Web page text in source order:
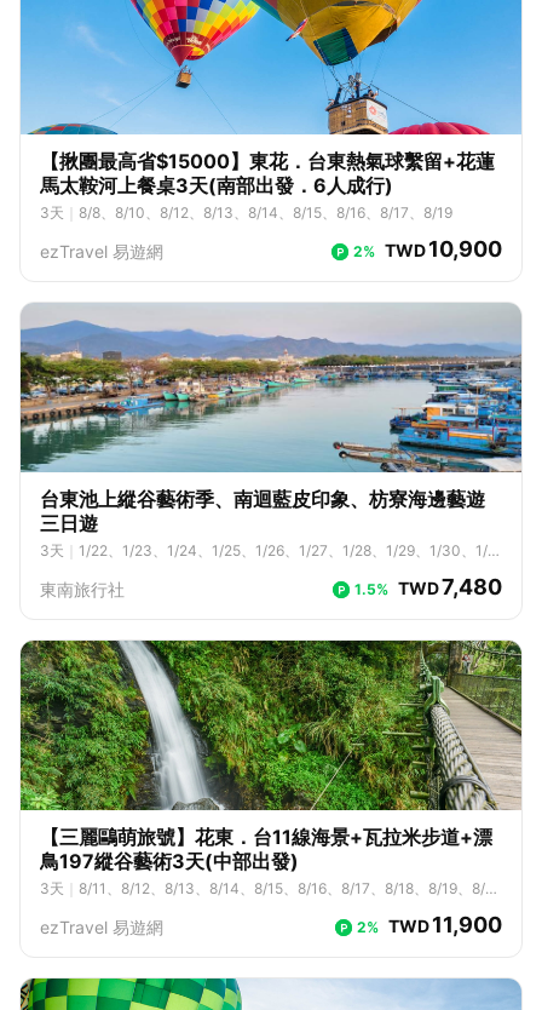
【揪團最高省$15000】東花．台東熱氣球繫留+花蓮
馬太鞍河上餐桌3天(南部出發．6人成行)
3天 8/8、8/10、8/12、8/13、8/14、8/15、8/16、8/17、8/19
ezTravel 易遊網 2% TWD10,900
台東池上縱谷藝術季、南迴藍皮印象、枋寮海邊藝遊
三日遊
3天
1/22、1/23、1/24、1/25、1/26、1/27、1/28、1/29、1/30、1/3
2、2/13、2/23、2/24、2/25、2/26、2/27、2/28、3/1、3/2、3/3、
3/15、3/16、3/17、3/18、3/19、3/20、3/21、3/22、3/23、3/24、
3/25、3/26、3/27、3/28、3/29、3/30、3/31、4/1、4/2、4/3、4/
4、4/5、4/6、4/7、4/8、4/9、4/10、4/11、4/12、4/13、4/14、4/1
5、4/16、4/17、4/18、4/19、4/20、4/21、4/22、4/23、4/24、4/2
5、4/26、4/27、4/28、4/29、4/30、5/1、5/2、5/3、5/4、5/5、5/
6、5/7、5/8、5/9、5/10、5/11、5/12、5/13、5/14、5/15、5/16、5/1
7、5/18、5/19、5/20、5/21、5/22、5/23、5/24、5/25、5/26、5/2
7、5/28、5/29、5/30、5/31、6/1、6/2、6/3、6/4、6/5、6/6、6/7、
6/8、6/9、6/10、6/11、6/12、6/13、6/14、6/15、6/16、6/17、6/1
8、6/19、6/20、6/21、6/22、6/23、6/24、6/25、6/26、6/27、6/2
8、6/29、6/30、7/1、7/2、7/3、7/4、7/5、7/6、7/7、7/8、7/9、7/
10、7/11、7/12、7/13、7/14、7/15、7/16、7/17、7/18、7/19、7/2
0、7/21、7/22、7/23、7/24、7/25、7/26、7/27、7/28、7/29、7/3
0、7/31、8/1、8/2、8/3、8/4、8/5、8/6、8/7、8/8、8/9、8/10、8/1
1、8/12、8/13、8/14、8/15、8/16、8/17、8/18、8/19、8/20、8/21、
9/1、9/2、9/3、9/4、9/5、9/6、9/7、9/8、9/9、9/10、9/11、9/12、
東南旅行社 1.5% TWD7,480
【三麗鷗萌旅號】花東．台11線海景+瓦拉米步道+漂
鳥197縱谷藝術3天(中部出發)
3天
8/11、8/12、8/13、8/14、8/15、8/16、8/17、8/18、8/19、8/2
0、8/31、9/1、9/2、9/3、9/4、9/5、9/6、9/7、9/8、9/9、9/10、9/1
9/22、9/23、9/24、9/25、9/26、9/27、9/28、9/29、9/30、10/1、1
0/2、10/3、10/4、10/5、10/6、10/7、10/8、10/9、10/10、10/11、
ezTravel 易遊網 2% TWD11,900